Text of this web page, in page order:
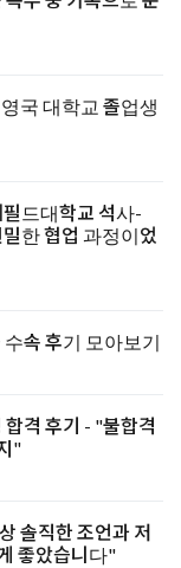
국 대학교 졸업생
드대학교 석사-
한 협업 과정이었
속 후기 모아보기
격 후기 - "불합격
"
솔직한 조언과 저
좋았습니다"